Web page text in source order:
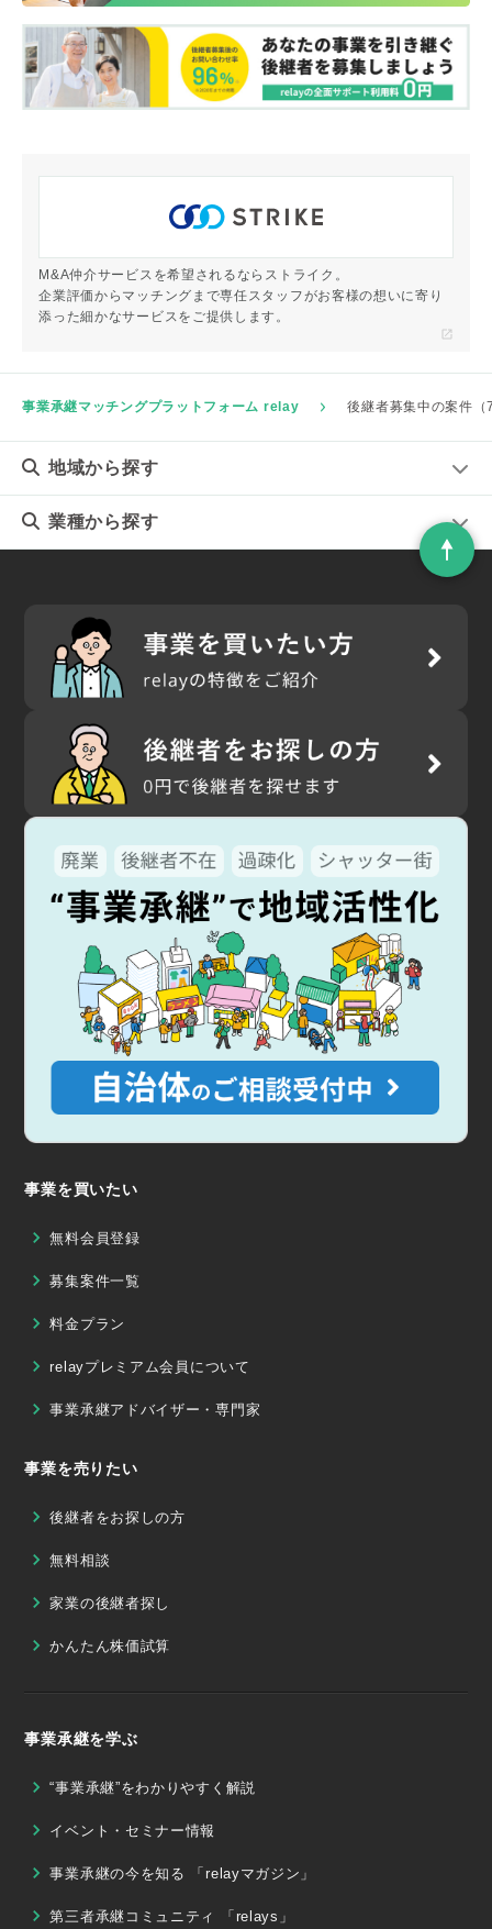
M&A仲介サービスを希望されるならストライク。
企業評価からマッチングまで専任スタッフがお客様の想いに寄り
添った細かなサービスをご提供します。
事業承継マッチングプラットフォーム relay 後継者募集中の案件（
地域から探す
業種から探す
事業を買いたい
無料会員登録
募集案件一覧
料金プラン
relayプレミアム会員について
事業承継アドバイザー・専門家
事業を売りたい
後継者をお探しの方
無料相談
家業の後継者探し
かんたん株価試算
事業承継を学ぶ
“事業承継”をわかりやすく解説
イベント・セミナー情報
事業承継の今を知る 「relayマガジン」
第三者承継コミュニティ 「relays」